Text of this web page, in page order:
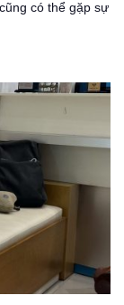
có thể gặp sự